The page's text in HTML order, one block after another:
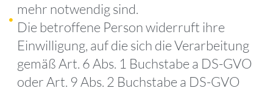
mehr notwendig sind.
Die betroffene Person widerruft ihre
Einwilligung, auf die sich die Verarbeitung
gemäß Art. 6 Abs. 1 Buchstabe a DS-GVO
oder Art. 9 Abs. 2 Buchstabe a DS-GVO